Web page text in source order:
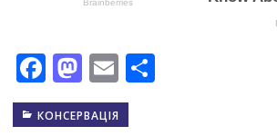
Facebook
Mastodon
Email
КОНСЕРВАЦІЯ